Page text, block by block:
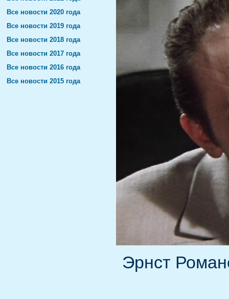
Все новости 2020 года
Все новости 2019 года
Все новости 2018 года
Все новости 2017 года
Все новости 2016 года
Все новости 2015 года
Эрнст